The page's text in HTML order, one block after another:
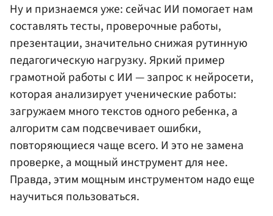
Ну и признаемся уже: сейчас ИИ помогает нам
составлять тесты, проверочные работы,
презентации, значительно снижая рутинную
педагогическую нагрузку. Яркий пример
грамотной работы с ИИ — запрос к нейросети,
которая анализирует ученические работы:
загружаем много текстов одного ребенка, а
алгоритм сам подсвечивает ошибки,
повторяющиеся чаще всего. И это не замена
проверке, а мощный инструмент для нее.
Правда, этим мощным инструментом надо еще
научиться пользоваться.